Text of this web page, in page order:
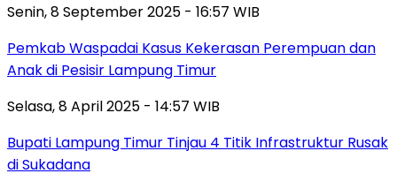
Senin, 8 September 2025 - 16:57 WIB
Pemkab Waspadai Kasus Kekerasan Perempuan dan
Anak di Pesisir Lampung Timur
Selasa, 8 April 2025 - 14:57 WIB
Bupati Lampung Timur Tinjau 4 Titik Infrastruktur Rusak
di Sukadana